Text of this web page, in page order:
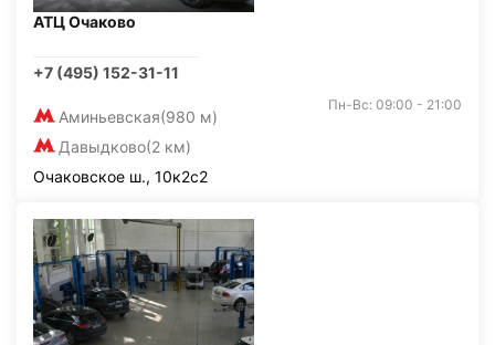
АТЦ Очаково
+7 (495) 152-31-11
Аминьевская(980 м)
Давыдково(2 км)
Пн-Вс: 09:00 - 21:00
Очаковское ш., 10к2с2